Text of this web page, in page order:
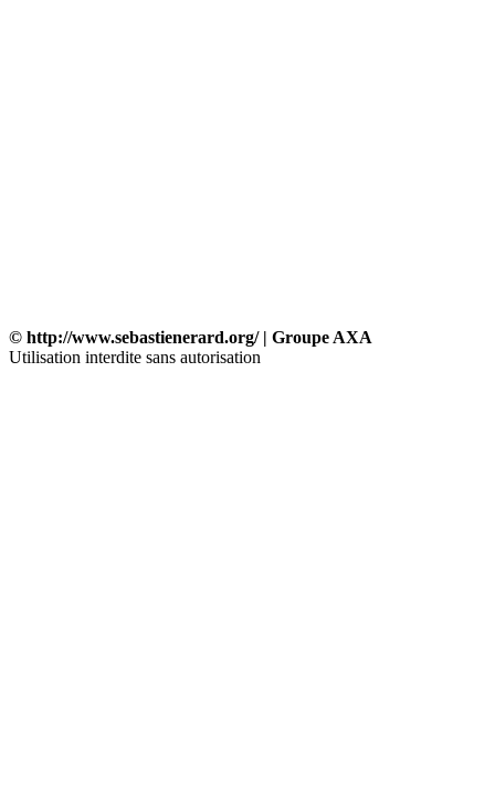
© http://www.sebastienerard.org/ | Groupe AXA
Utilisation interdite sans autorisation